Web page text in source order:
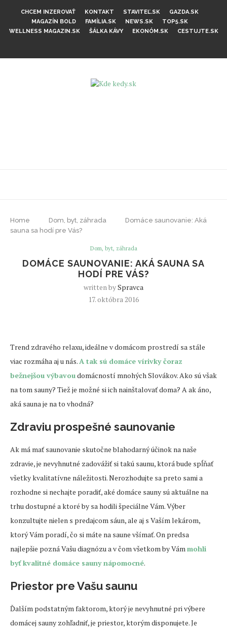
CHCEM INZEROVAŤ KONTAKT STAVITEĽ.SK
GAZDA.SK
MAGAZÍN BOLD
FAMÍLIA.SK NEWS.SK
TOP5.SK
WELLNESS MAGAZIN.SK
ŠÁLKA KÁVY EKONÓM.SK CESTUJTE.SK
Home Dom, byt, záhrada
Domáce saunovanie: Aká
sauna sa hodí pre Vás?
Dom, byt, záhrada
DOMÁCE SAUNOVANIE: AKÁ SAUNA SA
HODÍ PRE VÁS?
written bySpravca
17. októbra 2016
Trend zdravého relaxu, ideálne v domácom prostredí sa stále
viac rozmáha aj u nás.A tak sú domáce vírivky čoraz
bežnejšou výbavoudomácností mnohých Slovákov. Ako sú však
na tom sauny? Tiež je možné si ich nainštalovať doma? A ak áno,
aká sauna je na to vhodná?
Zdraviu prospešné saunovanie
Ak má mať saunovanie skutočne blahodarný účinok na naše
zdravie, je nevyhnutné zadovážiť si takú saunu, ktorá bude spĺňať
všetky kvalitatívne náležitosti. Nerozhodujte sa preto sami a
rozhodne si nechajte poradiť, aké domáce sauny sú aktuálne na
trhu dostupné a ktoré by sa hodili špeciálne Vám. Výber
konzultujte nielen s predajcom sáun, ale aj s Vaším lekárom,
ktorý Vám poradí, čo si máte na saune všímať. On predsa
najlepšie pozná Vašu diagnózu a v čom všetkom by Vámmohli
byť kvalitné domáce sauny nápomocné.
Priestor pre Vašu saunu
Ďalším podstatným faktorom, ktorý je nevyhnutné pri výbere
domácej sauny zohľadniť, je priestor, ktorým disponujete. Je